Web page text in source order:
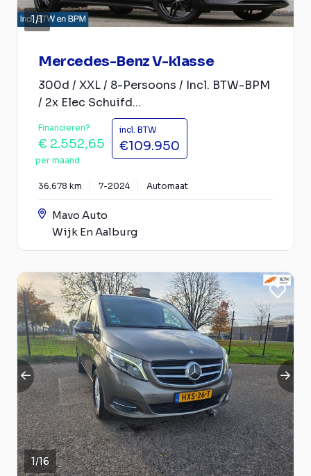
1/1
Mercedes-Benz V-klasse
300d / XXL / 8-Persoons / Incl. BTW-BPM
/ 2x Elec Schuifd...
Financieren?
€ 2.552,65
per maand
incl. BTW
€109.950
36.678 km 7-2024 Automaat
Mavo Auto
Wijk En Aalburg
1/16